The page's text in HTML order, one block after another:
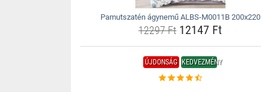
Pamutszatén ágynemű ALBS-M0011B 200x220
12297 Ft12147 Ft
ÚJDONSÁG KEDVEZMÉNY